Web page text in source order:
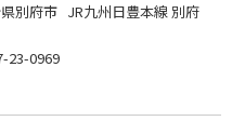
別府市 JR九州日豊本線 別府
23-0969